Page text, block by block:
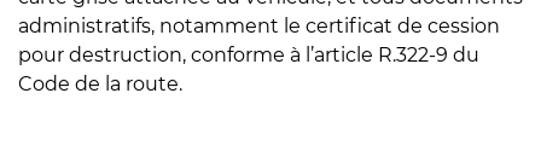
administratifs, notamment le certificat de cession
pour destruction, conforme à l’article R.322-9 du
Code de la route.